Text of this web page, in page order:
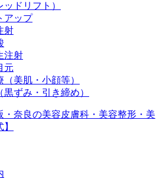
ドリフト）
アップ
射
注射
元
美肌・小顔等）
ずみ・引き締め）